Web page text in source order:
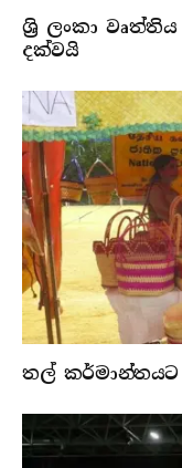
ශ්‍රි ලංකා
දක්වයි
තල්